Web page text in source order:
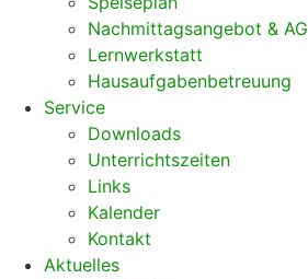
Nachmittagsangebot & AG
Lernwerkstatt
Hausaufgabenbetreuung
Service
Downloads
Unterrichtszeiten
Links
Kalender
Kontakt
Aktuelles